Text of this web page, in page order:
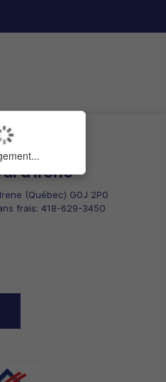
d'irène
(Québec) G0J 2P0
frais: 418-629-3450